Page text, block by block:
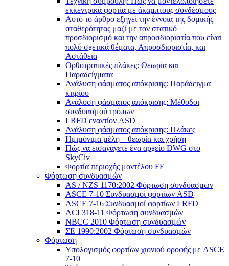
εκκεντρικά φορτία με άκαμπτους συνδέσμους
Αυτό το άρθρο εξηγεί την έννοια της δομικής
σταθερότητας μαζί με τον στατικό
προσδιορισμό και την απροσδιοριστία που είναι
πολύ σχετικά θέματα, Απροσδιοριστία, και
Αστάθεια
Ορθοτροπικές πλάκες: Θεωρία και
Παραδείγματα
Ανάλυση φάσματος απόκρισης: Παράδειγμα
κτιρίου
Ανάλυση φάσματος απόκρισης: Μέθοδοι
συνδυασμού τρόπων
LRFD εναντίον ASD
Ανάλυση φάσματος απόκρισης: Πλάκες
Ημιμόνιμα μέλη – θεωρία και χρήση
Πώς να εισαγάγετε ένα αρχείο DWG στο
SkyCiv
Φορτία περιοχής μοντέλου FE
Φόρτωση συνδυασμών
AS / NZS 1170:2002 Φόρτωση συνδυασμών
ASCE 7-10 Συνδυασμοί φορτίων ASD
ASCE 7-16 Συνδυασμοί φορτίων LRFD
ACI 318-11 Φόρτωση συνδυασμών
NBCC 2010 Φόρτωση συνδυασμών
ΣΕ 1990:2002 Φόρτωση συνδυασμών
Φόρτωση
Υπολογισμός φορτίων χιονιού οροφής με ASCE
7-10